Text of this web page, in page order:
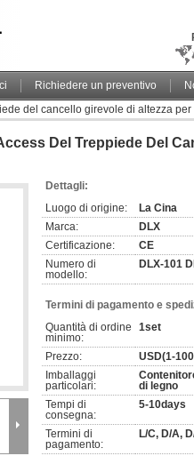
Richiedere un preventivo
del cancello girevole di altezza
Del Treppiede Del
Dettagli:
Luogo di origine:
La Cina
Marca:
DLX
Certificazione:
CE
Numero di
modello:
DLX-101
Termini di pagamento e
Quantità di ordine
minimo:
1set
Prezzo:
USD(1-
Imballaggi
particolari:
di legno
Tempi di
consegna:
5-10days
Termini di
pagamento:
L/C, D/A,